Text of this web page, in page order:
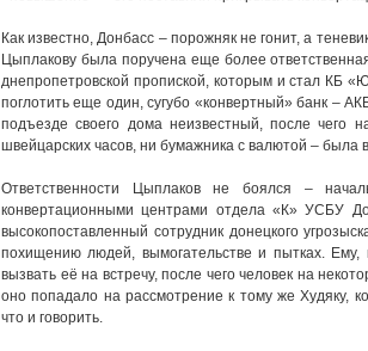
Как известно, Донбасс – порожняк не гонит, а
Цыплакову была поручена еще более
днепропетровской пропиской, которым и стал КБ
поглотить еще один, сугубо «конвертный» банк –
подъезде своего дома неизвестный, после чего
швейцарских часов, ни бумажника с валютой – была
Ответственности Цыплаков не боялся –
конвертационными центрами отдела «К» УСБУ
высокопоставленный сотрудник донецкого
похищению людей, вымогательстве и пытках. Ему,
вызвать её на встречу, после чего человек на
оно попадало на рассмотрение к тому же Худяку,
что и говорить.